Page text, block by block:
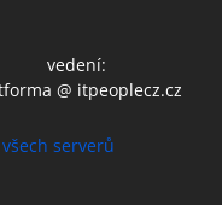
vedení:
@ itpeoplecz.cz
serverů